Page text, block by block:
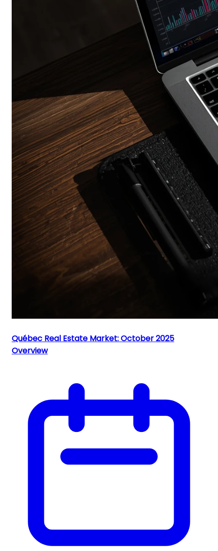
Québec Real Estate Market: October 2025
Overview